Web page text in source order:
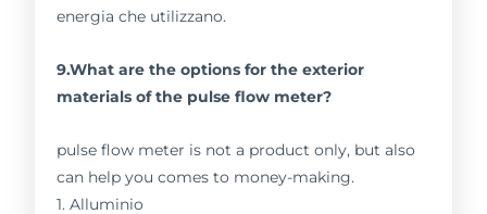
energia che utilizzano.
9.What are the options for the exterior
materials of the pulse flow meter?
pulse flow meter is not a product only, but also
can help you comes to money-making.
1. Alluminio